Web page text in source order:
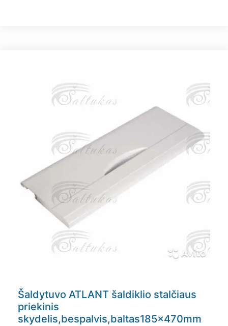
Šaldytuvo ATLANT šaldiklio stalčiaus
priekinis
skydelis,bespalvis,baltas185x470mm